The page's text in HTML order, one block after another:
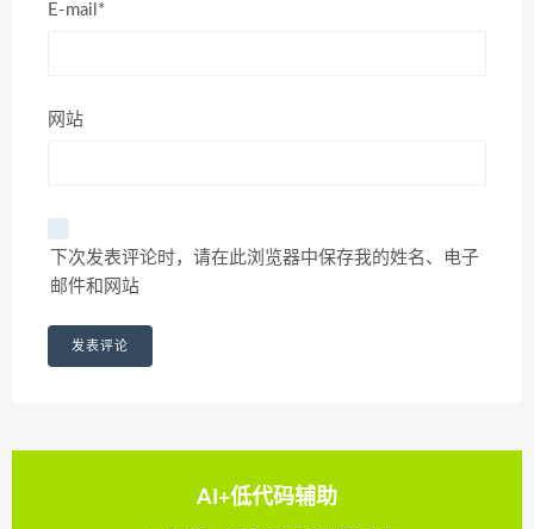
E-mail*
网站
下次发表评论时，请在此浏览器中保存我的姓名、电子
邮件和网站
AI+低代码辅助